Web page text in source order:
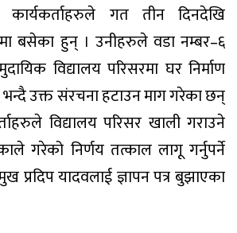
कार्यकर्ताहरुले गत तीन दिनदेखि
बसेका हुन् । उनीहरुले वडा नम्बर–६
विद्यालय परिसरमा घर निर्माण
उक्त संरचना हटाउन माग गरेका छन्
विद्यालय परिसर खाली गराउने
गरेको निर्णय तत्काल लागू गर्नुपर्ने
प्रदिप यादवलाई ज्ञापन पत्र बुझाएका